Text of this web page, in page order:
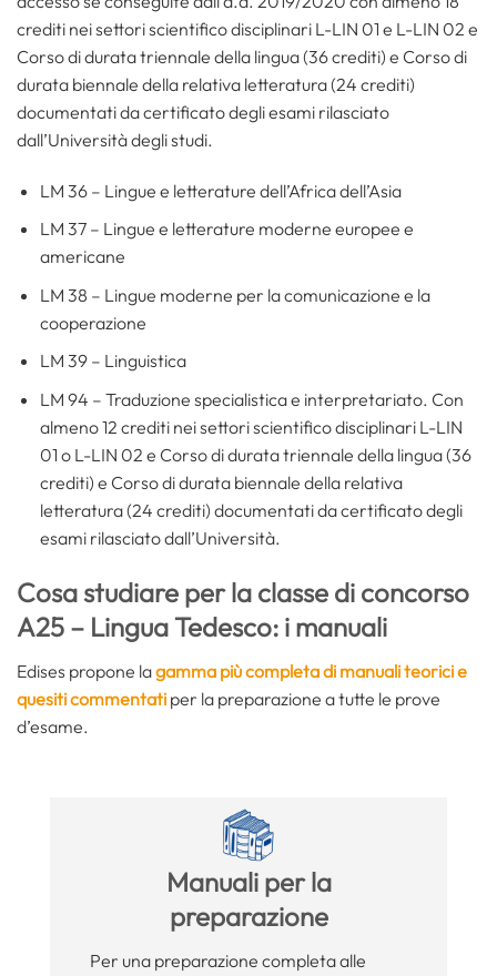
crediti nei settori scientifico disciplinari L-LIN 01 e L-LIN 02 e
Corso di durata triennale della lingua (36 crediti) e Corso di
durata biennale della relativa letteratura (24 crediti)
documentati da certificato degli esami rilasciato
dall’Università degli studi.
LM 36 – Lingue e letterature dell’Africa dell’Asia
LM 37 – Lingue e letterature moderne europee e
americane
LM 38 – Lingue moderne per la comunicazione e la
cooperazione
LM 39 – Linguistica
LM 94 – Traduzione specialistica e interpretariato. Con
almeno 12 crediti nei settori scientifico disciplinari L-LIN
01 o L-LIN 02 e Corso di durata triennale della lingua (36
crediti) e Corso di durata biennale della relativa
letteratura (24 crediti) documentati da certificato degli
esami rilasciato dall’Università.
Cosa studiare per la classe di concorso
A25 – Lingua Tedesco: i manuali
Edises propone lagamma più completa di manuali teorici e
quesiti commentati per la preparazione a tutte le prove
d’esame.
Manuali per la
preparazione
Per una preparazione completa alle